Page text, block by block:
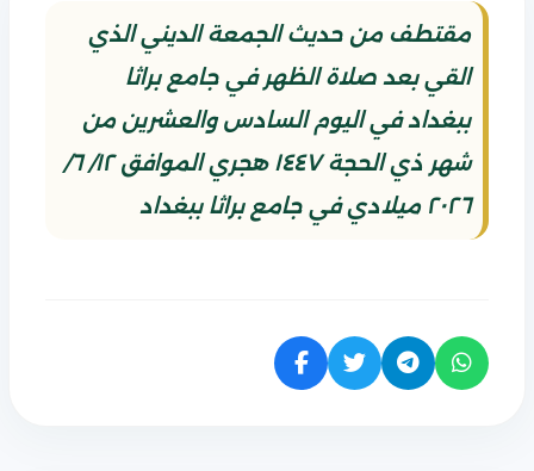
مقتطف من حديث الجمعة الديني الذي
القي بعد صلاة الظهر في جامع براثا
ببغداد في اليوم السادس والعشرين من
شهر ذي الحجة ١٤٤٧ هجري الموافق ١٢/ ٦/
٢٠٢٦ ميلادي في جامع براثا ببغداد